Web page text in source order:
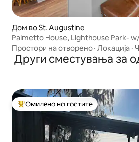
Дом во St. Augustine
Palmetto House, Lighthouse Park-
Простори на отворено · Локација ·
Други сместувања за
Меѓу најуспешните „Омилени на
Омилено на гостите